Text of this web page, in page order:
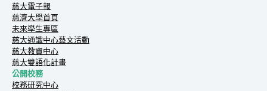
慈大電子報
慈濟大學首頁
未來學生專區
慈大通識中心藝文活動
慈大教資中心
慈大雙語化計畫
公開校務
校務研究中心